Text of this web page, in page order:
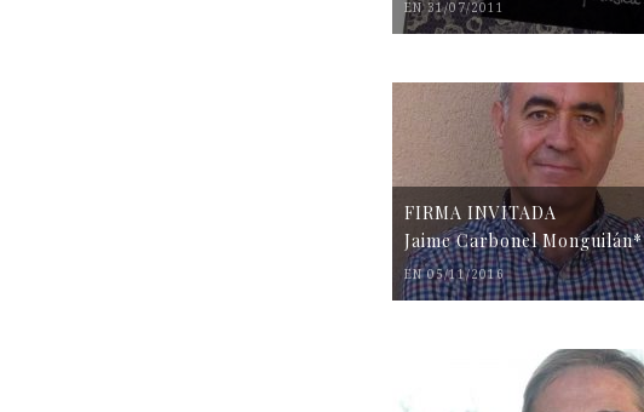
EN 31/07/2011
FIRMA INVITADA
Jaime Carbonel Monguilán*
EN 05/11/2016